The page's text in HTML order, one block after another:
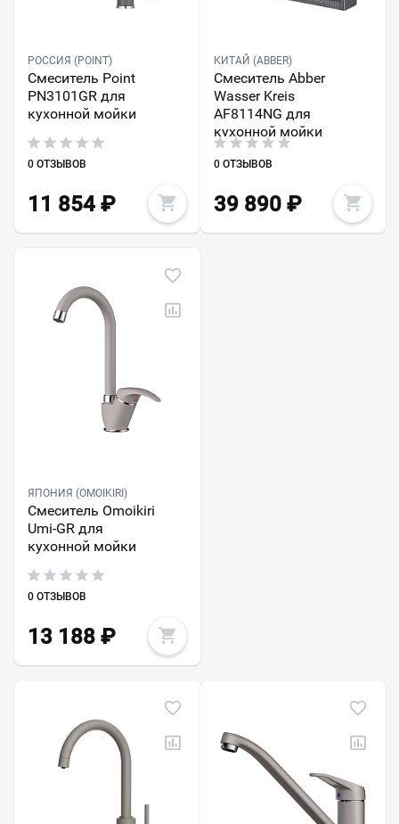
РОССИЯ (POINT)
Смеситель Point
PN3101GR для
кухонной мойки
0 ОТЗЫВОВ
11 854 ₽
КИТАЙ (ABBER)
Смеситель Abber
Wasser Kreis
AF8114NG для
кухонной мойки
0 ОТЗЫВОВ
39 890₽
ЯПОНИЯ (OMOIKIRI)
Смеситель Omoikiri
Umi-GR для
кухонной мойки
0 ОТЗЫВОВ
13 188 ₽